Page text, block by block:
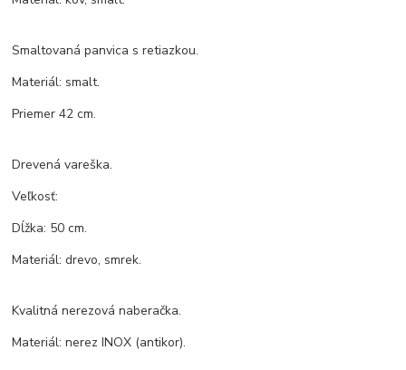
Smaltovaná panvica s retiazkou.
Materiál: smalt.
Priemer 42 cm.
Drevená vareška.
Veľkosť:
Dĺžka: 50 cm.
Materiál: drevo, smrek.
Kvalitná nerezová naberačka.
Materiál: nerez INOX (antikor).